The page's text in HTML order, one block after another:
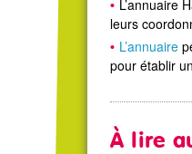
L’annuaire
leurs
L’annuaire
pour établir
À lire